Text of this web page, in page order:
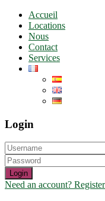
Accueil
Locations
Nous
Contact
Services
Login
Login
Need an account?